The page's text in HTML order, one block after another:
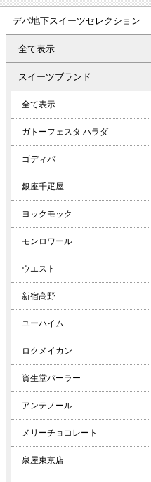
デパ地下スイーツセレクション
全て表示
スイーツブランド
全て表示
ガトーフェスタ ハラダ
ゴディバ
銀座千疋屋
ヨックモック
モンロワール
ウエスト
新宿高野
ユーハイム
ロクメイカン
資生堂パーラー
アンテノール
メリーチョコレート
泉屋東京店